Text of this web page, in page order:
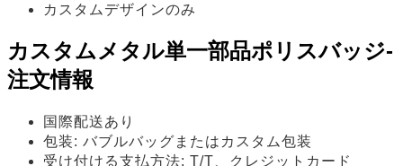
カスタムデザインのみ
カスタムメタル単一部品ポリスバッジ-
注文情報
国際配送あり
包装: バブルバッグまたはカスタム包装
受け付ける支払方法: T/T、クレジットカード